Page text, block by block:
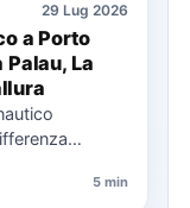
29 Lug 2026
a Porto
La
5 min